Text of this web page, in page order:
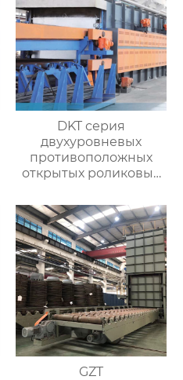
DKT серия
двухуровневых
противоположных
открытых роликовых
отжигательных печей
GZT